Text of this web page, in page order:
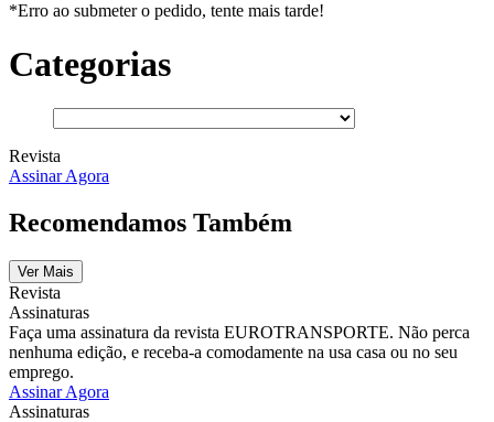
*Erro ao submeter o pedido, tente mais tarde!
Categorias
Revista
Assinar Agora
Recomendamos Também
Ver Mais
Revista
Assinaturas
Faça uma assinatura da revista EUROTRANSPORTE. Não perca
nenhuma edição, e receba-a comodamente na usa casa ou no seu
emprego.
Assinar Agora
Assinaturas